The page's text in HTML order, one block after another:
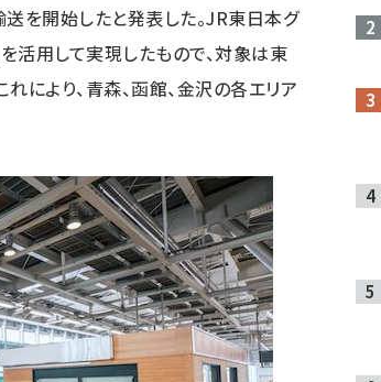
を開始したと発表した。JR東日本グ
活用して実現したもので、対象は東
により、青森、函館、金沢の各エリア